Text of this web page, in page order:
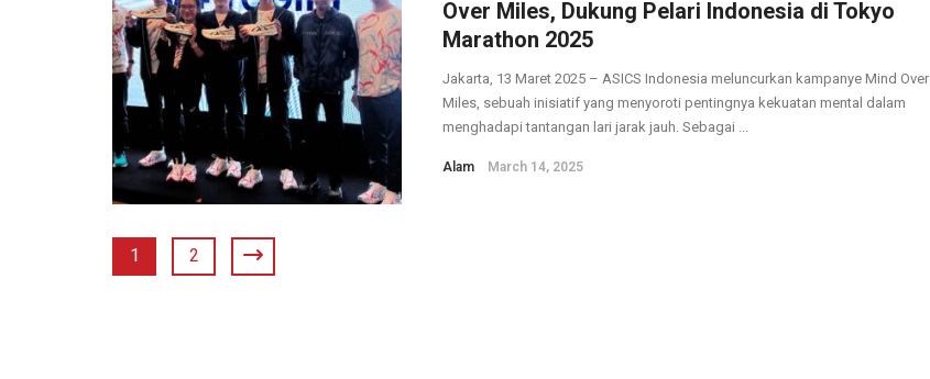
Over Miles, Dukung Pelari Indonesia di Tokyo
Marathon 2025
Jakarta, 13 Maret 2025 – ASICS Indonesia meluncurkan kampanye Mind Over
Miles, sebuah inisiatif yang menyoroti pentingnya kekuatan mental dalam
menghadapi tantangan lari jarak jauh. Sebagai ...
Alam March 14, 2025
1 2